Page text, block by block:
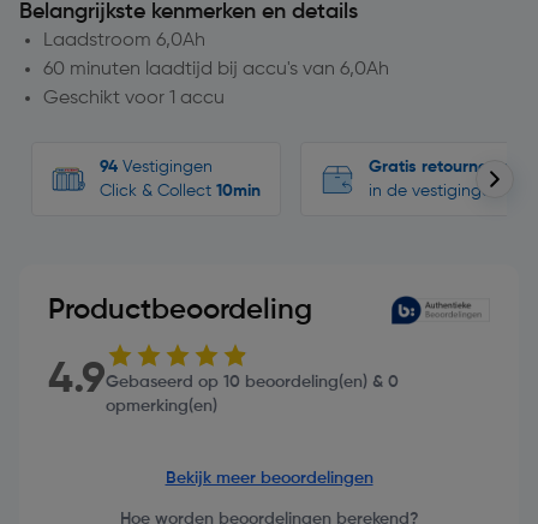
Belangrijkste kenmerken en details
Laadstroom 6,0Ah
60 minuten laadtijd bij accu's van 6,0Ah
Geschikt voor 1 accu
94 Vestigingen
Click & Collect 10min
Gratis retourneren
in de vestigingen
Productbeoordeling
4.9Gebaseerd op 10 beoordeling(en) & 0
opmerking(en)
Bekijk meer beoordelingen
Hoe worden beoordelingen berekend?